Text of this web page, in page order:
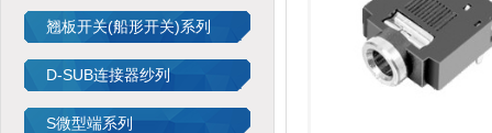
翘板开关(船形开关)系列
D-SUB连接器纱列
S微型端系列